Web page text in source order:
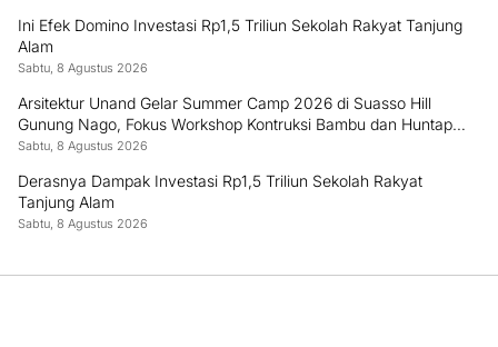
Ini Efek Domino Investasi Rp1,5 Triliun Sekolah Rakyat Tanjung
Alam
Sabtu, 8 Agustus 2026
Arsitektur Unand Gelar Summer Camp 2026 di Suasso Hill
Gunung Nago, Fokus Workshop Kontruksi Bambu dan Huntap
Kayu
Sabtu, 8 Agustus 2026
Derasnya Dampak Investasi Rp1,5 Triliun Sekolah Rakyat
Tanjung Alam
Sabtu, 8 Agustus 2026